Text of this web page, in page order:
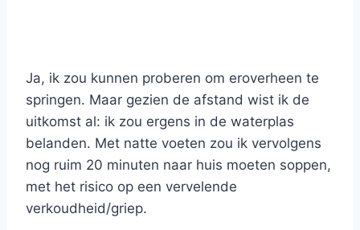
Ja, ik zou kunnen proberen om eroverheen te
springen. Maar gezien de afstand wist ik de
uitkomst al: ik zou ergens in de waterplas
belanden. Met natte voeten zou ik vervolgens
nog ruim 20 minuten naar huis moeten soppen,
met het risico op een vervelende
verkoudheid/griep.